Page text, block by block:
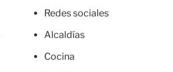
Redes sociales
Alcaldías
Cocina